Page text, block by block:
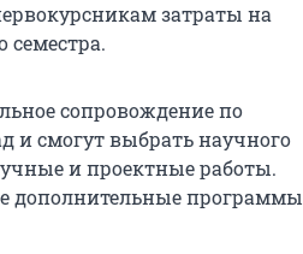
затраты на
семестра.
сопровождение по
и смогут выбрать научного
и проектные работы.
дополнительные программы